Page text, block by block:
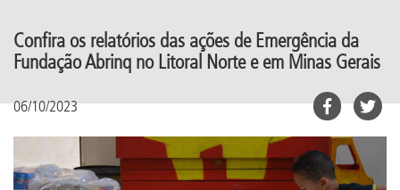
Confira os relatórios das ações de Emergência da
Fundação Abrinq no Litoral Norte e em Minas Gerais
06/10/2023